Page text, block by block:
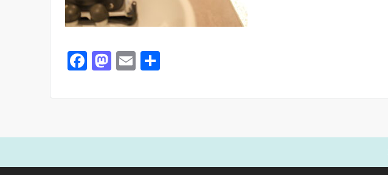
F
c
b
M
st
d
E
ai